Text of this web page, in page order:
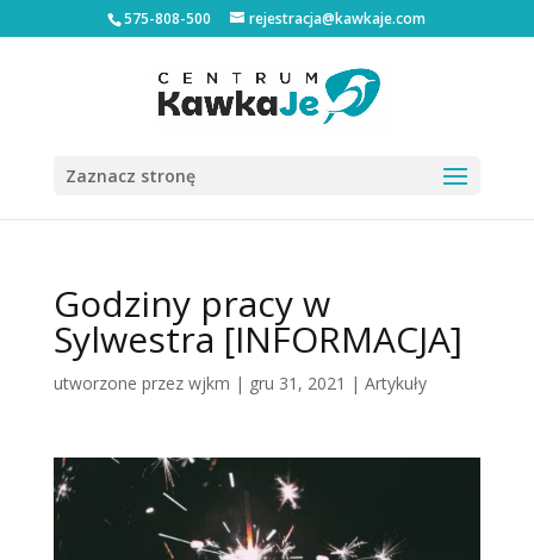
575-808-500 rejestracja@kawkaje.com
Zaznacz stronę
Godziny pracy w
Sylwestra [INFORMACJA]
utworzone przez wjkm | gru 31, 2021 | Artykuły